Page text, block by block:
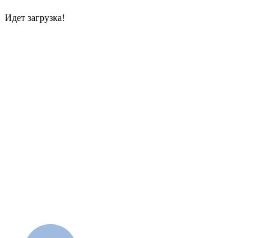
Идет загрузка!